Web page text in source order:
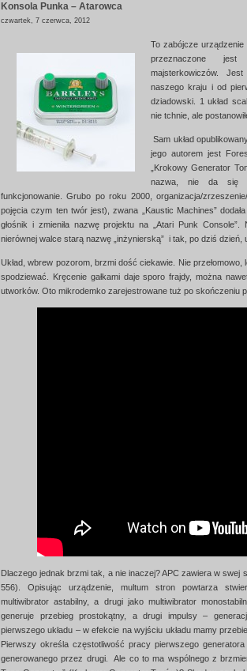
Konsola Punka – Atarowca
czwartek, 7 czerwca, 2012
To zabójcze
przeznaczone jest
majsterkowiczów.
naszego kraju i od
dziadowski. 1 układ
nie tchnie, ale
Sam układ
jego autorem jest
„Krokowy Generator
nazwa, nie da się
funkcjonowanie. Grubo po roku 2000, organizacja/
pojęcia czym ten twór jest), zwana „Kaustic Machines”
głośnik i zmieniła nazwę projektu na „Atari Punk Console”.
nierównej walce starą nazwę „inżynierską” i tak, po dziś dzień,
Układ, wbrew pozorom, brzmi dość ciekawie. Nie
spodziewać. Kręcenie gałkami daje sporo frajdy, można
utworków. Oto mikrodemko zarejestrowane tuż po skończeniu
Dlaczego jednak brzmi tak, a nie inaczej? APC zawiera w swej
556). Opisując urządzenie, multum stron powtarza
multiwibrator astabilny, a drugi jako multiwibrator
generuje przebieg prostokątny, a drugi impulsy –
pierwszego układu – w efekcie na wyjściu układu mamy
Pierwszy określa częstotliwość pracy pierwszego
generowanego przez drugi. Ale co to ma wspólnego z